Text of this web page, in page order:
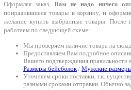
Оформляя заказ,Вам не надо ничего
понравившиеся товары в корзину, и
желание купить выбранные товары. После
работаем по следующей схеме:
Мы проверяем наличие товара на
Предоставляем Вам подробное
Вашего подтверждения правильности
Размеры бейсболок/ Мужские
Уточняем сроки поставки, т.к.
разными сроками отправки. Обычно